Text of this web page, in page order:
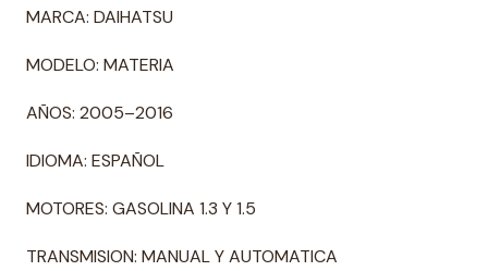
MARCA: DAIHATSU
MODELO: MATERIA
AÑOS: 2005–2016
IDIOMA: ESPAÑOL
MOTORES: GASOLINA 1.3 Y 1.5
TRANSMISION: MANUAL Y AUTOMATICA